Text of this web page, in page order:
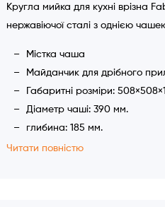
Кругла мийка для кухні врізна
нержавіючої сталі з однією
Містка чаша
Майданчик для дрібного
Габаритні розміри:
Діаметр чаші: 390 мм.
глибина: 185 мм.
Товщина сталі: 0,8 мм.
Читати повністю